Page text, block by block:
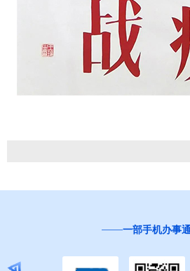
“互联网+督查”